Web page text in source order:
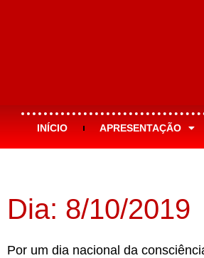
INÍCIO APRESENTAÇÃO
Dia: 8/10/2019
Por um dia nacional da